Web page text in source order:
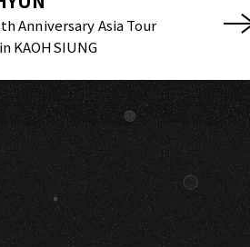
Anniversary Asia Tour
KAOHSIUNG